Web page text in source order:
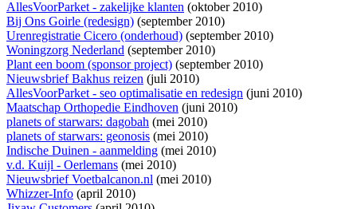
AllesVoorParket - zakelijke klanten (oktober 2010)
Bij Ons Goirle (redesign) (september 2010)
Urenregistratie Cicero (onderhoud) (september 2010)
Woningzorg Nederland (september 2010)
Plant een boom (sponsor project) (september 2010)
Nieuwsbrief Bakhus reizen (juli 2010)
AllesVoorParket - seo optimalisatie en redesign (juni 2010)
Maatschap Orthopedie Eindhoven (juni 2010)
planets of starwars: dagobah (mei 2010)
planets of starwars: geonosis (mei 2010)
Indische Duinen - aanmelding (mei 2010)
v.d. Kuijl - Oerlemans (mei 2010)
Nieuwsbrief Voetbalcanon.nl (mei 2010)
Whizzer-Info (april 2010)